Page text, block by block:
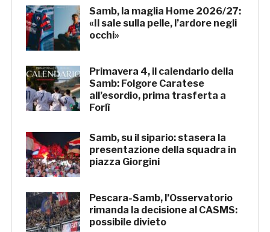
Samb, la maglia Home 2026/27:
«Il sale sulla pelle, l’ardore negli
occhi»
Primavera 4, il calendario della
Samb: Folgore Caratese
all’esordio, prima trasferta a
Forlì
Samb, su il sipario: stasera la
presentazione della squadra in
piazza Giorgini
Pescara-Samb, l’Osservatorio
rimanda la decisione al CASMS:
possibile divieto